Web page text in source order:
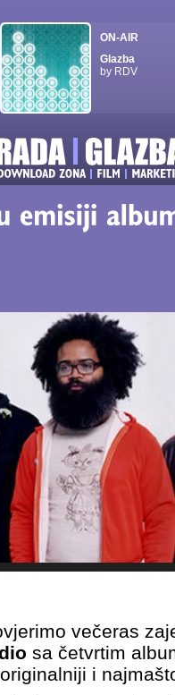
ON-AIR
Glazba
by RDV
večeras
sa četvrtim
i